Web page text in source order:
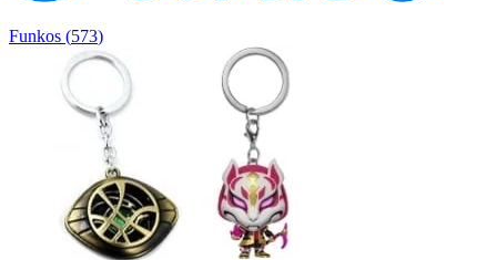
Funkos (573)